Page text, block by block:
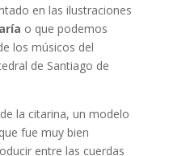
en las ilustraciones
o que podemos
los músicos del
de Santiago de
la citarina, un modelo
fue muy bien
entre las cuerdas